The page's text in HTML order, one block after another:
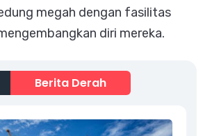
megah dengan fasilitas
diri mereka.
Berita Derah